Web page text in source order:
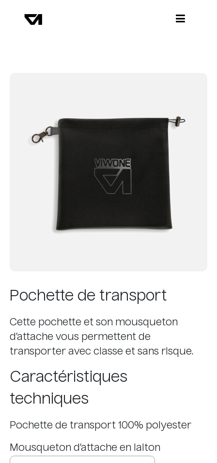
Pochette de transport
Cette pochette et son mousqueton
d’attache vous permettent de
transporter avec classe et sans risque.
Caractéristiques
techniques
Pochette de transport 100% polyester
Mousqueton d’attache en laiton